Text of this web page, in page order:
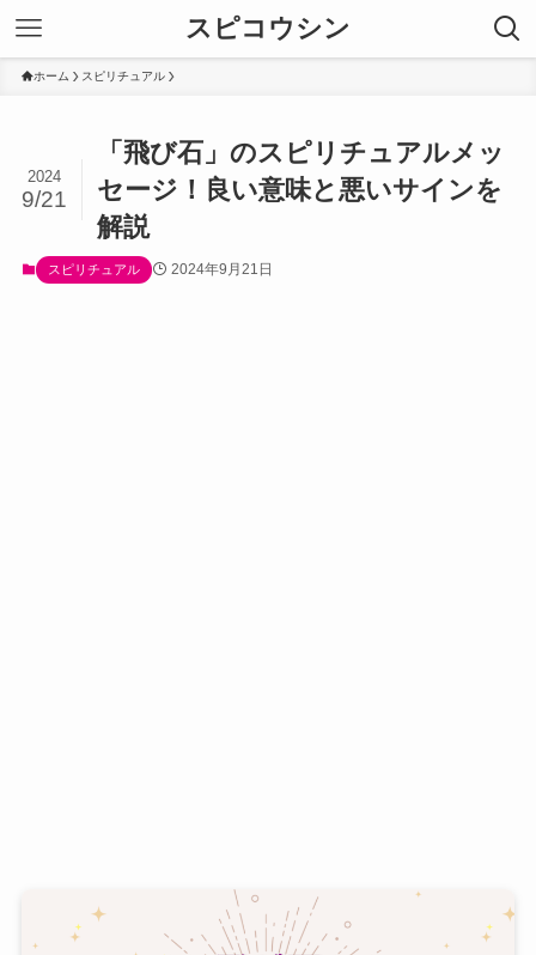
スピコウシン
ホーム スピリチュアル
「飛び石」のスピリチュアルメッ
セージ！良い意味と悪いサインを
解説
2024
9/21
スピリチュアル 2024年9月21日